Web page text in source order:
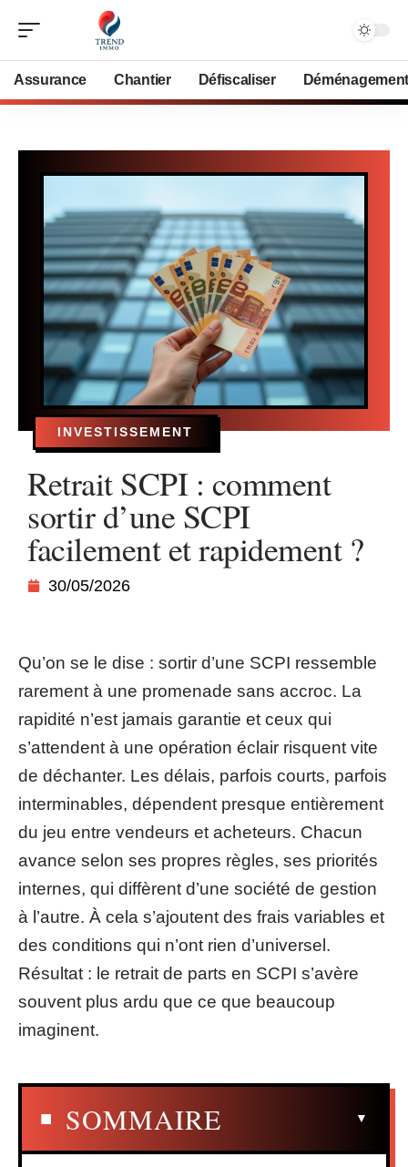
Assurance Chantier Défiscaliser Déménagement
INVESTISSEMENT
Retrait SCPI : comment
sortir d’une SCPI
facilement et rapidement ?
30/05/2026
Qu’on se le dise : sortir d’une SCPI ressemble
rarement à une promenade sans accroc. La
rapidité n’est jamais garantie et ceux qui
s’attendent à une opération éclair risquent vite
de déchanter. Les délais, parfois courts, parfois
interminables, dépendent presque entièrement
du jeu entre vendeurs et acheteurs. Chacun
avance selon ses propres règles, ses priorités
internes, qui diffèrent d’une société de gestion
à l’autre. À cela s’ajoutent des frais variables et
des conditions qui n’ont rien d’universel.
Résultat : le retrait de parts en SCPI s’avère
souvent plus ardu que ce que beaucoup
imaginent.
SOMMAIRE